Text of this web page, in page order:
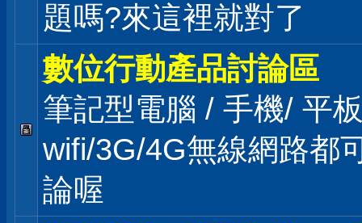
題嗎?來這裡就對了
數位行動產品討論區
筆記型電腦 / 手機/ 平
wifi/3G/4G無線網路都
論喔